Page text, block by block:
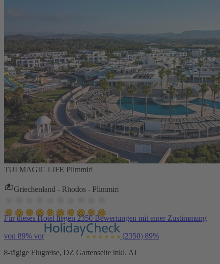
TUI MAGIC LIFE Plimmiri
Griechenland - Rhodos - Plimmiri
Für dieses Hotel liegen 2350 Bewertungen mit einer Zustimmung
von 89% vor (2350) 89%
8-tägige Flugreise, DZ Gartenseite inkl. AI